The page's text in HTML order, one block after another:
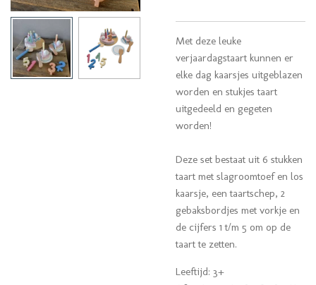
Met deze leuke
verjaardagstaart kunnen er
elke dag kaarsjes uitgeblazen
worden en stukjes taart
uitgedeeld en gegeten
worden!
Deze set bestaat uit 6 stukken
taart met slagroomtoef en los
kaarsje, een taartschep, 2
gebaksbordjes met vorkje en
de cijfers 1 t/m 5 om op de
taart te zetten.
Leeftijd: 3+